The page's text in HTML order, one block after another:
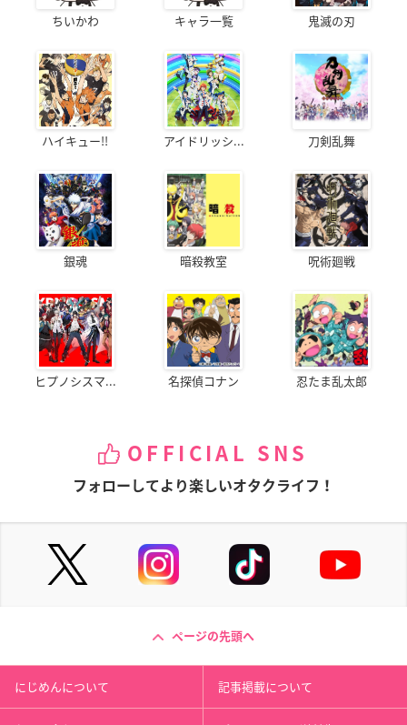
ちいかわ キャラ一覧 鬼滅の刃
ハイキュー!! アイドリッシ... 刀剣乱舞
銀魂 暗殺教室 呪術廻戦
ヒプノシスマ... 名探偵コナン 忍たま乱太郎
OFFICIAL SNS
フォローしてより楽しいオタクライフ！
ページの先頭へ
にじめんについて 記事掲載について